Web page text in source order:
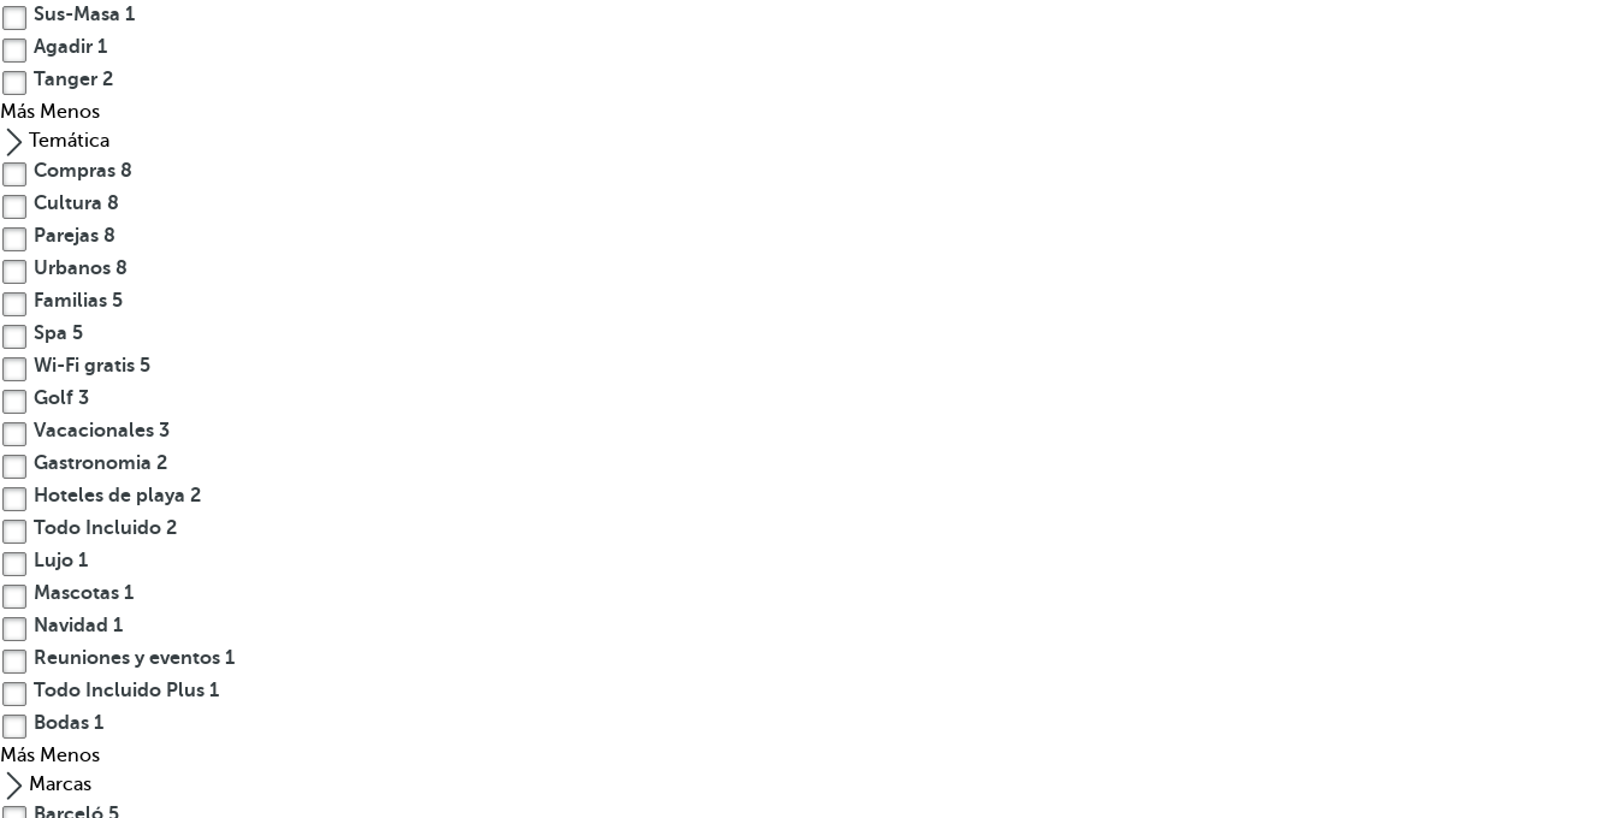
Sus-Masa 1
Agadir 1
Tanger 2
Más Menos
Temática
Compras 8
Cultura 8
Parejas 8
Urbanos 8
Familias 5
Spa 5
Wi-Fi gratis 5
Golf 3
Vacacionales 3
Gastronomia 2
Hoteles de playa 2
Todo Incluido 2
Lujo 1
Mascotas 1
Navidad 1
Reuniones y eventos 1
Todo Incluido Plus 1
Bodas 1
Más Menos
Marcas